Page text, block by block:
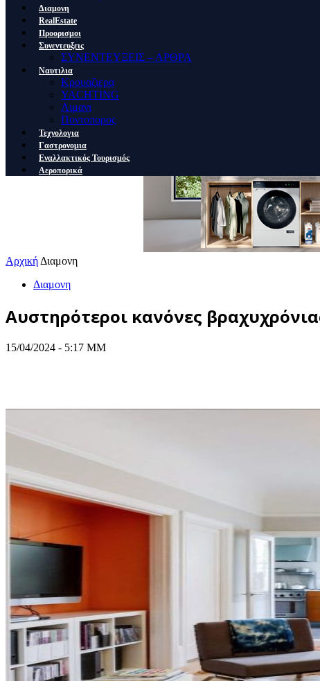
Διαμονη
RealEstate
Προορισμοι
Συνεντευξεις
ΣΥΝΕΝΤΕΥΞΕΙΣ – ΑΡΘΡΑ
Ναυτιλια
Κρουαζιερα
YACHTING
Λιμανι
Ποντοπορος
Τεχνολογια
Γαστρονομια
Εναλλακτικός Τουρισμός
Αεροπορικά
Αρχική Διαμονη
Διαμονη
Αυστηρότεροι κανόνες
15/04/2024 - 5:17 ΜΜ